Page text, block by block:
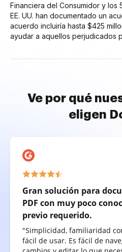
Financiera del Consumidor y los
EE. UU. han documentado un
acuerdo incluiría hasta $425
ayudar a aquellos perjudicados
Ve por qué
eligen
Gran solución para
PDF con muy poco
previo requerido.
"Simplicidad, familiaridad
fácil de usar. Es fácil de